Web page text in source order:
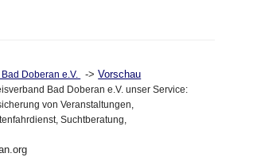
Doberan e.V. ->Vorschau
Bad Doberan e.V. unser Service:
von Veranstaltungen,
Suchtberatung,